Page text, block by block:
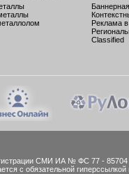
Реклама
Classified
СМИ ИА № ФС 77 - 85704
с обязательной гиперссылкой